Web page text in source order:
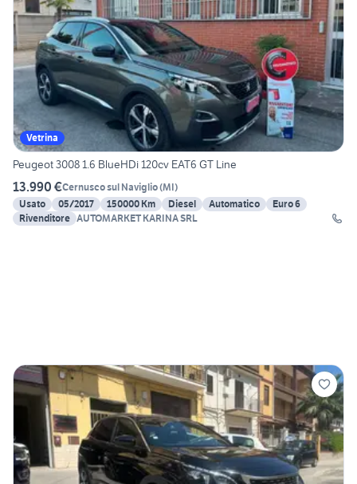
Vetrina
Peugeot 3008 1.6 BlueHDi 120cv EAT6 GT Line
13.990 €Cernusco sul Naviglio(MI)
Usato
05/2017 150000 Km Diesel Automatico
Euro 6
Rivenditore AUTOMARKET KARINA SRL